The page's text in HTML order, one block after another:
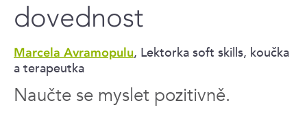
dovednost
Marcela Avramopulu, Lektorka soft skills, koučka
a terapeutka
Naučte se myslet pozitivně.